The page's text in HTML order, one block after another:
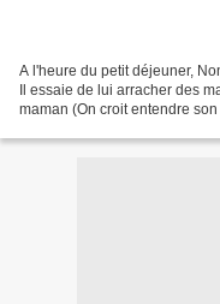
A l'heure du petit déjeuner,
Il essaie de lui arracher des
maman (On croit entendre